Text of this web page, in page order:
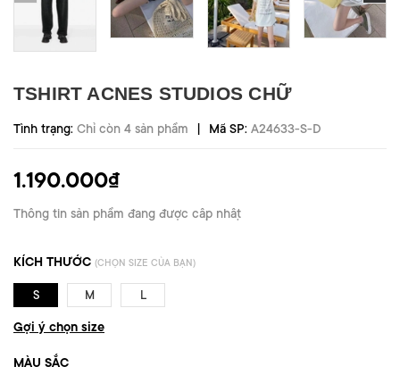
TSHIRT ACNES STUDIOS CHỮ
Tình trạng: Chỉ còn 4 sản phẩm | Mã SP: A24633-S-D
1.190.000₫
Thông tin sản phẩm đang được cập nhật
KÍCH THƯỚC (CHỌN SIZE CỦA BẠN)
S M L
Gợi ý chọn size
MÀU SẮC